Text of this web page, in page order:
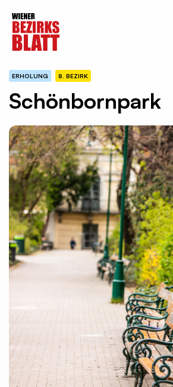
ERHOLUNG 8. BEZIRK
Schönbornpark